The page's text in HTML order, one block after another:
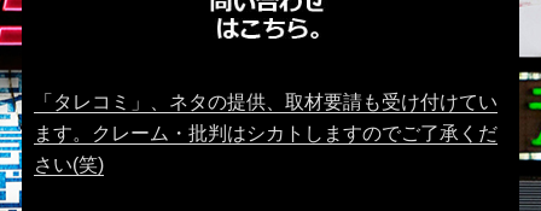
「タレコミ」、ネタの提供、取材要請も受け付けてい
ます。クレーム・批判はシカトしますのでご了承くだ
さい(笑)